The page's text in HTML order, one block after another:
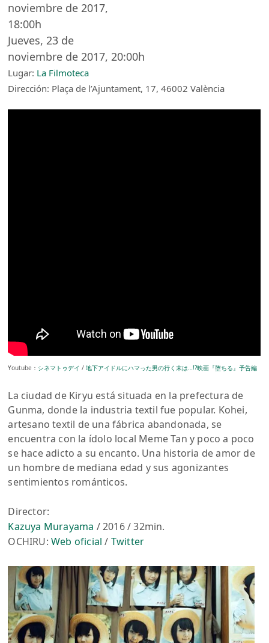
noviembre de 2017,
18:00h
Jueves, 23 de
noviembre de 2017, 20:00h
Lugar: La Filmoteca
Dirección: Plaça de l’Ajuntament, 17, 46002 València
Youtube： シネマトゥデイ /地下アイドルにハマった男の行く末は…!?映画『堕ちる』予告編
La ciudad de Kiryu está situada en la prefectura de
Gunma, donde la industria textil fue popular. Kohei,
artesano textil de una fábrica abandonada, se
encuentra con la ídolo local Meme Tan y poco a poco
se hace adicto a su encanto. Una historia de amor de
un hombre de mediana edad y sus agonizantes
sentimientos románticos.
Director:
Kazuya Murayama / 2016 / 32min.
OCHIRU:Web oficial / Twitter